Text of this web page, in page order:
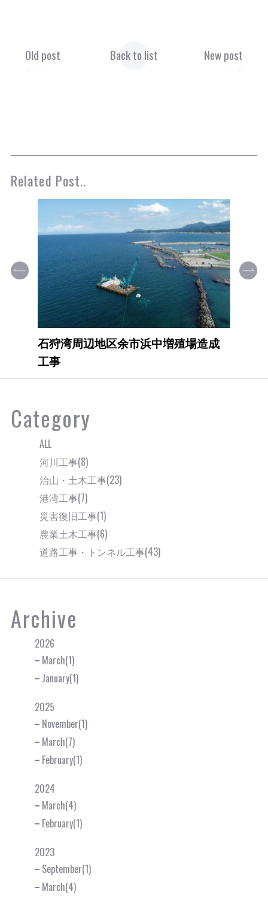
Old post Back to list New post
Related Post..
一般国道5号 余市町 栄町海岸擁壁
工事
Category
ALL
河川工事(8)
治山・土木工事(23)
港湾工事(7)
災害復旧工事(1)
農業土木工事(6)
道路工事・トンネル工事(43)
Archive
2026
March(1)
January(1)
2025
November(1)
March(7)
February(1)
2024
March(4)
February(1)
2023
September(1)
March(4)